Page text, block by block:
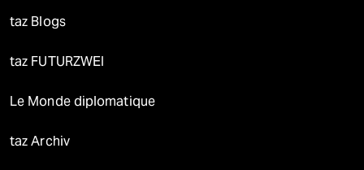
taz Blogs
taz FUTURZWEI
Le Monde diplomatique
taz Archiv